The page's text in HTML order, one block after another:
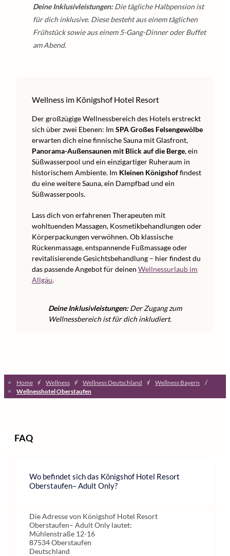
Deine Inklusivleistungen:Die tägliche Halbpension ist
für dich inklusive. Diese besteht aus einem täglichen
Frühstück sowie aus einem 5-Gang-Dinner oder Buffet
am Abend.
Wellness im Königshof Hotel Resort
Der großzügige Wellnessbereich des Hotels erstreckt
sich über zwei Ebenen: Im SPA Großes Felsengewölbe
erwarten dich eine finnische Sauna mit Glasfront,
Panorama-Außensaunen mit Blick auf die Berge, ein
Süßwasserpool und ein einzigartiger Ruheraum in
historischem Ambiente. Im Kleinen Königshoffindest
du eine weitere Sauna, ein Dampfbad und ein
Süßwasserpools.
Lass dich von erfahrenen Therapeuten mit
wohltuenden Massagen, Kosmetikbehandlungen oder
Körperpackungen verwöhnen. Ob klassische
Rückenmassage, entspannende Fußmassage oder
revitalisierende Gesichtsbehandlung – hier findest du
das passende Angebot für deinen Wellnessurlaub im
Allgäu.
Deine Inklusivleistungen:Der Zugang zum
Wellnessbereich ist für dich inkludiert.
Home / Wellness / Wellness Deutschland / Wellness Bayern /
Wellnesshotel Oberstaufen
FAQ
Wo befindet sich das Königshof Hotel Resort
Oberstaufen– Adult Only?
Die Adresse von Königshof Hotel Resort
Oberstaufen– Adult Only lautet:
Mühlenstraße 12-16
87534 Oberstaufen
Deutschland